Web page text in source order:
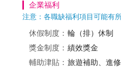
企業福利
注意：各職缺福利項目可能有
休假制度： 輪（排）休制
獎金制度： 績效獎金
輔助津貼： 旅遊補助、進